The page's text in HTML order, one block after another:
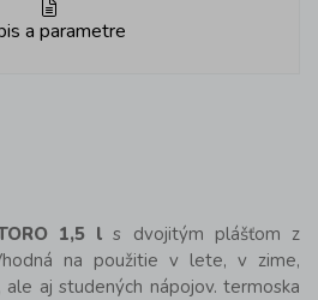
a parametre
1,5 l s dvojitým plášťom z
na použitie v lete, v zime,
aj studených nápojov. termoska